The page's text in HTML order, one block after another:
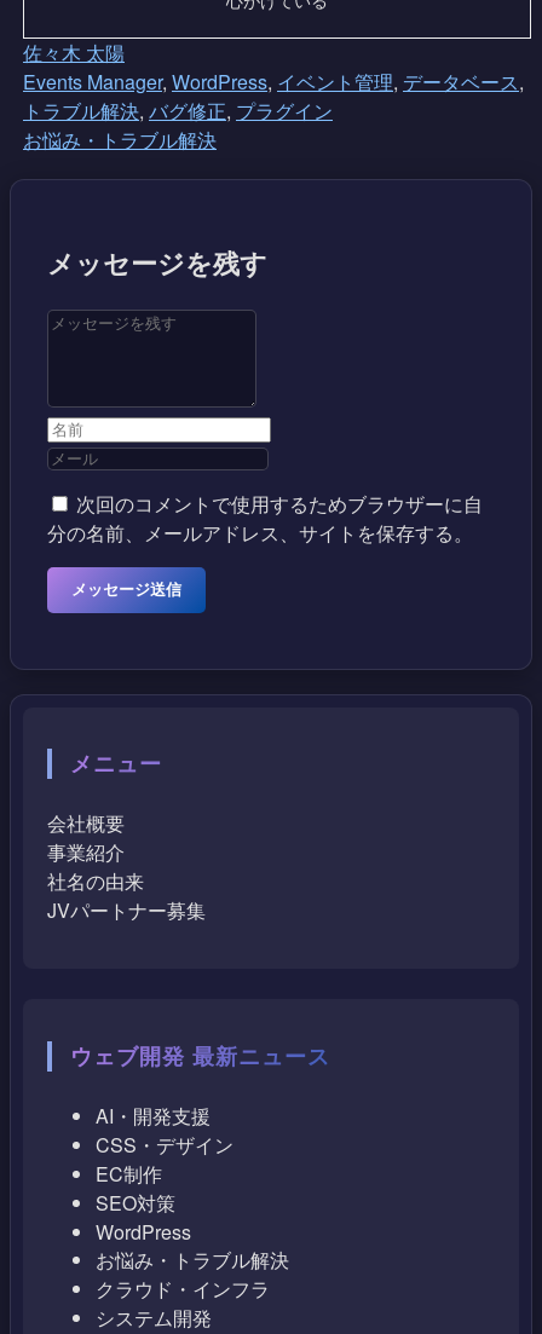
佐々木 太陽
Events Manager, WordPress, イベント管理, データベース,
トラブル解決, バグ修正, プラグイン
お悩み・トラブル解決
メッセージを残す
次回のコメントで使用するためブラウザーに自
分の名前、メールアドレス、サイトを保存する。
メニュー
会社概要
事業紹介
社名の由来
JVパートナー募集
ウェブ開発 最新ニュース
AI・開発支援
CSS・デザイン
EC制作
SEO対策
WordPress
お悩み・トラブル解決
クラウド・インフラ
システム開発